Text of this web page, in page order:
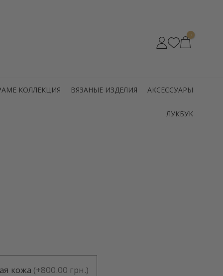
0
КОЛЛЕКЦИЯ ВЯЗАНЫЕ ИЗДЕЛИЯ АКСЕССУАРЫ
ЛУКБУК
кожа (+800.00 грн.)